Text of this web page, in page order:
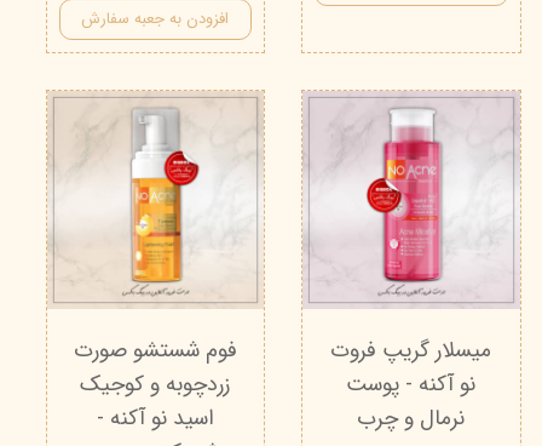
افزودن به جعبه سفارش
میسلار گریپ فروت
نو آکنه - پوست
نرمال و چرب
فوم شستشو صورت
زردچوبه و کوجیک
اسید نو آکنه -